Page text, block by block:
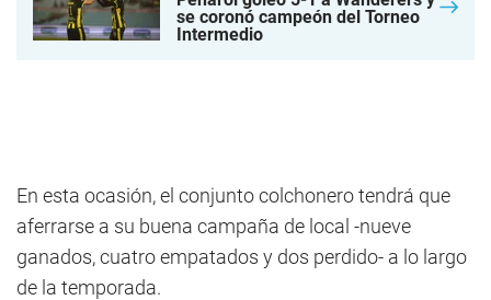
se coronó campeón del Torneo
Intermedio
En esta ocasión, el conjunto colchonero tendrá que
aferrarse a su buena campaña de local -nueve
ganados, cuatro empatados y dos perdido- a lo largo
de la temporada.